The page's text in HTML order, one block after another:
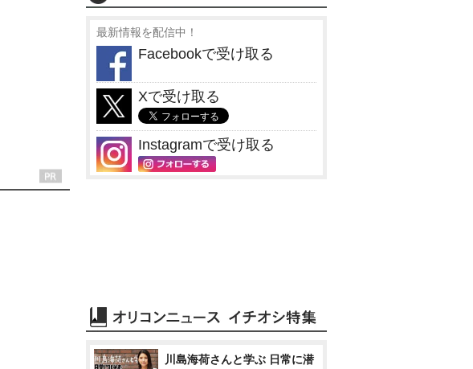
最新情報を配信中！
Facebookで受け取る
Xで受け取る
Instagramで受け取る
川島海荷さんと学ぶ 日常に潜